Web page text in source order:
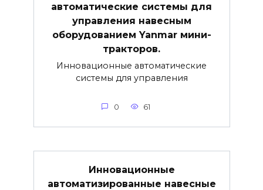
автоматические системы для
управления навесным
оборудованием Yanmar мини-
тракторов.
Инновационные автоматические
системы для управления
0 61
Инновационные
автоматизированные навесные